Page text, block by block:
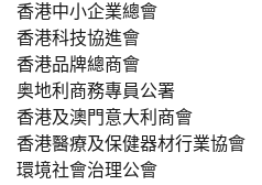
香港中小企業總會
香港科技協進會
香港品牌總商會
奥地利商務專員公署
香港及澳門意大利商會
香港醫療及保健器材行業協會
環境社會治理公會